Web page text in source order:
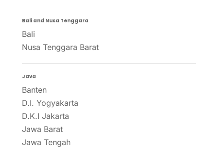
Bali and Nusa Tenggara
Bali
Nusa Tenggara Barat
Java
Banten
D.I. Yogyakarta
D.K.I Jakarta
Jawa Barat
Jawa Tengah